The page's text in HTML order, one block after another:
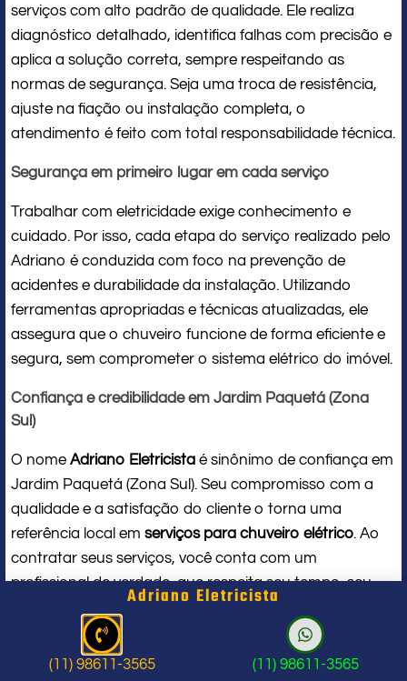
serviços com alto padrão de qualidade. Ele realiza
diagnóstico detalhado, identifica falhas com precisão e
aplica a solução correta, sempre respeitando as
normas de segurança. Seja uma troca de resistência,
ajuste na fiação ou instalação completa, o
atendimento é feito com total responsabilidade técnica.
Segurança em primeiro lugar em cada serviço
Trabalhar com eletricidade exige conhecimento e
cuidado. Por isso, cada etapa do serviço realizado pelo
Adriano é conduzida com foco na prevenção de
acidentes e durabilidade da instalação. Utilizando
ferramentas apropriadas e técnicas atualizadas, ele
assegura que o chuveiro funcione de forma eficiente e
segura, sem comprometer o sistema elétrico do imóvel.
Confiança e credibilidade em Jardim Paquetá (Zona
Sul)
O nome Adriano Eletricista é sinônimo de confiança em
Jardim Paquetá (Zona Sul). Seu compromisso com a
qualidade e a satisfação do cliente o torna uma
referência local em serviços para chuveiro elétrico. Ao
contratar seus serviços, você conta com um
profissional de verdade, que respeita seu tempo, seu
Adriano Eletricista
(11) 98611-3565 (11) 98611-3565